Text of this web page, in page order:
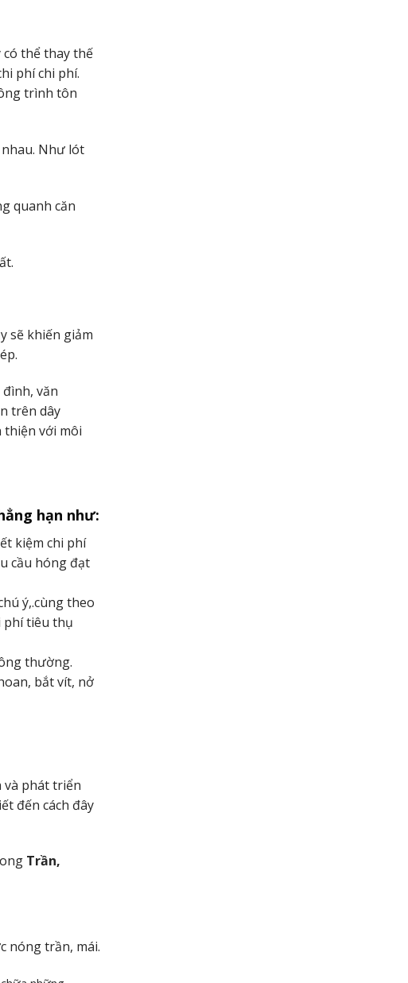
thể thay thế
phí chi phí.
trình tôn
Như lót
quanh căn
sẽ khiến giảm
văn
trên dây
thiện với môi
hạn như:
kiệm chi phí
cầu hóng đạt
ý,.cùng theo
phí tiêu thụ
thường.
bắt vít, nở
và phát triển
đến cách đây
Trần,
nóng trần, mái.